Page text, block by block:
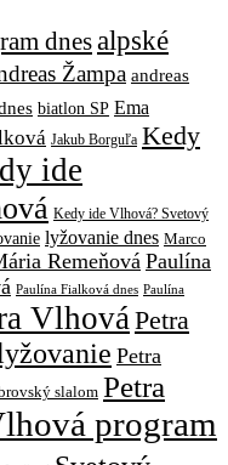
dnesalpské
Žampa andreas
biatlon SP Ema
Jakub Borguľa Kedy
ide
Kedy ide Vlhová? Svetový
lyžovanie dnes Marco
Remeňová Paulína
Paulína Fialková dnes Paulína
Vlhová Petra
Petra
slalom Petra
program